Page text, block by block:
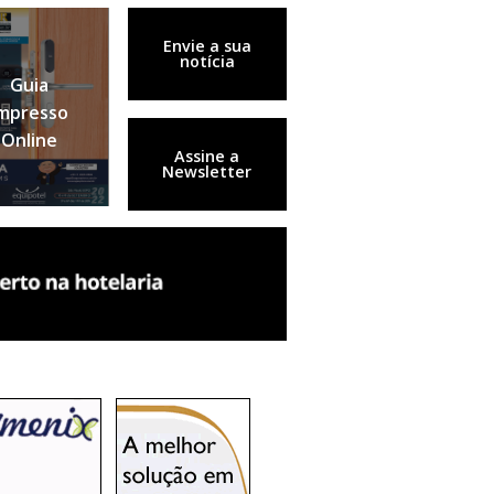
Guia
Online
Envie a sua
notícia
Assine a
Newsletter